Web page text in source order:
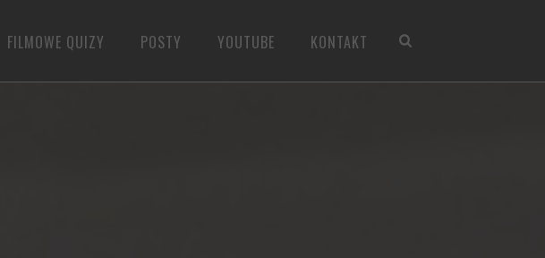
FILMOWE QUIZY POSTY YOUTUBE KONTAKT